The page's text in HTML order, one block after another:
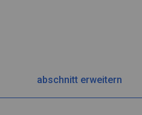
abschnitt erweitern